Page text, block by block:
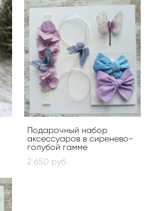
Подарочный набор
аксессуаров в сиренево-
голубой гамме
2 650 pуб.